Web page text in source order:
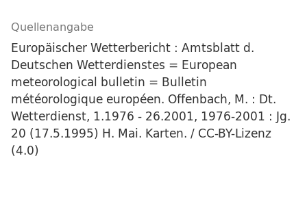
Quellenangabe
Europäischer Wetterbericht : Amtsblatt d.
Deutschen Wetterdienstes = European
meteorological bulletin = Bulletin
météorologique européen. Offenbach, M. : Dt.
Wetterdienst, 1.1976 - 26.2001, 1976-2001 : Jg.
20 (17.5.1995) H. Mai. Karten. / CC-BY-Lizenz
(4.0)